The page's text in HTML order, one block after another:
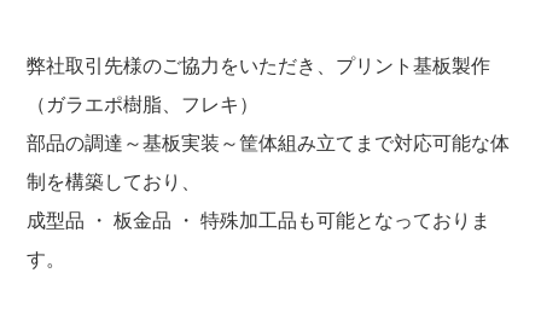
弊社取引先様のご協力をいただき、プリント基板製作
（ガラエポ樹脂、フレキ）
部品の調達～基板実装～筐体組み立てまで対応可能な体
制を構築しており、
成型品 ・ 板金品 ・ 特殊加工品も可能となっておりま
す。